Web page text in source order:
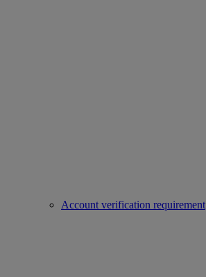
Account verification requirement